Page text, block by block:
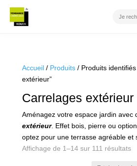
PARQUET
SANITAIRE
VENTES FLASH
PROJET CLÉ EN MAIN
Accueil/ Produits/ Produits identifiés
extérieur”
Carrelages extérieur
Aménagez votre espace jardin avec
extérieur. Effet bois, pierre ou
optez pour une terrasse agréable et
Affichage de 1–14 sur 111 résultats